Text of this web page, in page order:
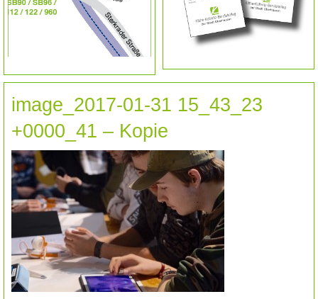
image_2017-01-31 15_43_23
+0000_41 – Kopie